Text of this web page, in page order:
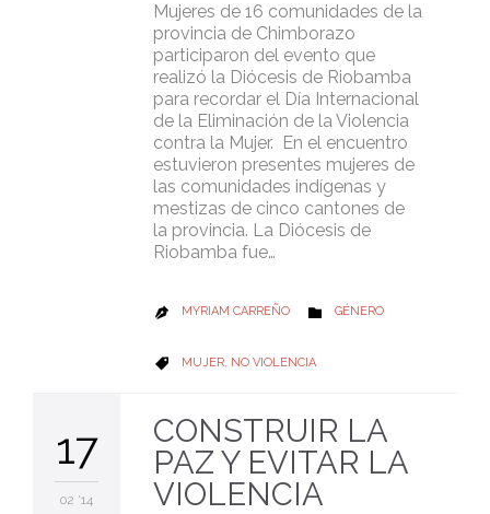
Mujeres de 16 comunidades de la
provincia de Chimborazo
participaron del evento que
realizó la Diócesis de Riobamba
para recordar el Día Internacional
de la Eliminación de la Violencia
contra la Mujer. En el encuentro
estuvieron presentes mujeres de
las comunidades indígenas y
mestizas de cinco cantones de
la provincia. La Diócesis de
Riobamba fue…
 MYRIAM CARREÑO  CATEGORY
GÉNERO
 CATEGORY
MUJER, NO VIOLENCIA
17
02 '14
CONSTRUIR LA
PAZ Y EVITAR LA
VIOLENCIA